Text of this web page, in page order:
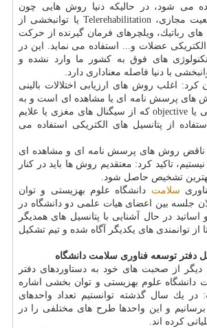
می شود، در حالیكه دنیا روش هایی چون
Virtual reality یا واقعیت مجازی، Telerehabilitation یا توانبخشی از
رباتیك، ویلچرهای فرمان گیرنده از حركت
عضلات و... استفاده می نماید. این در
های فوق به كشور ما وارد نشده و
با دنیا فاصله معناداری دارد.
اغلب روش های ارزیابی اختلالات بالینی
های پرسش نامه ای یا مشاهده ای است و به
سمت روش های عینی یا objective كه از سیگنال های مغزی یا علایم
از پتانسیل های الكتریكی استفاده می
ناقض روش های پرسش نامه ای و مشاهده ای
تاكید كرد: معتقدیم روش ها باید در كنار
تشخیص حاصل شود.
سلامت دانشگاه علوم بهزیستی و توان
جلسه بین اعضای هیات علمی دو دانشگاه در
در حال آشنایی با پتانسیل های همدیگر
از توانمندی های یكدیگر آگاه شده و تیم تشكیل
دفتر توسعه فناوری سلامت دانشگاه
از صحبت های خود به دستاوردهای دفتر
دانشگاه علوم بهزیستی و توان بخشی اشاره
در یك سال گذشته توانستیم تعداد واحدهای
به ۲۰ واحد برسانیم و این واحدها طرح های مختلفی را در
كرده اند.